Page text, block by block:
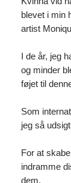
blevet i min
artist
I de år, jeg
og minder
føjet til
Som
jeg så
For at
indramme
dem.